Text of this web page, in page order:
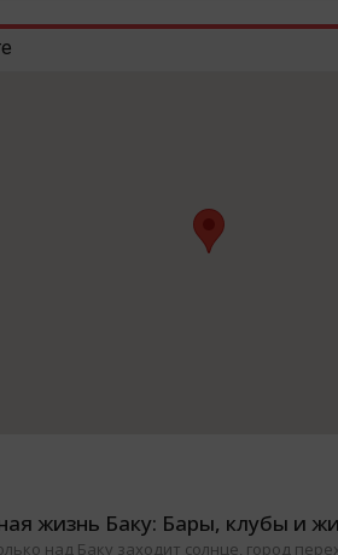
жизнь Баку: Бары, клубы и
над Баку заходит солнце, город